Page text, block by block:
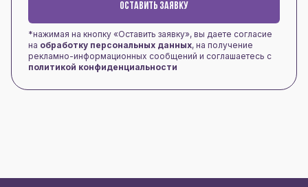
ОСТАВИТЬ ЗАЯВКУ
*нажимая на кнопку «Оставить заявку», вы даете согласие
на обработку персональных данных, на получение
рекламно-информационных сообщений и соглашаетесь с
политикой конфиденциальности